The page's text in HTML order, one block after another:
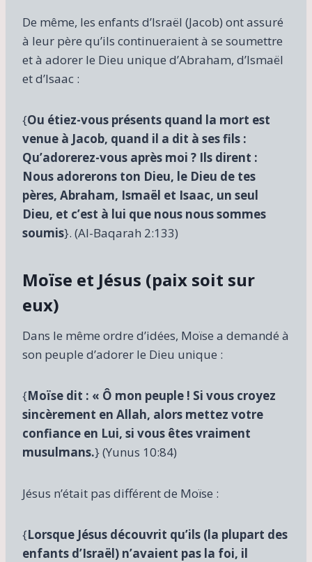
De même, les enfants d’Israël (Jacob) ont assuré
à leur père qu’ils continueraient à se soumettre
et à adorer le Dieu unique d’Abraham, d’Ismaël
et d’Isaac :
{Ou étiez-vous présents quand la mort est
venue à Jacob, quand il a dit à ses fils :
Qu’adorerez-vous après moi ? Ils dirent :
Nous adorerons ton Dieu, le Dieu de tes
pères, Abraham, Ismaël et Isaac, un seul
Dieu, et c’est à lui que nous nous sommes
soumis}. (Al-Baqarah 2:133)
Moïse et Jésus (paix soit sur
eux)
Dans le même ordre d’idées, Moïse a demandé à
son peuple d’adorer le Dieu unique :
{Moïse dit : « Ô mon peuple ! Si vous croyez
sincèrement en Allah, alors mettez votre
confiance en Lui, si vous êtes vraiment
musulmans.} (Yunus 10:84)
Jésus n’était pas différent de Moïse :
{Lorsque Jésus découvrit qu’ils (la plupart des
enfants d’Israël) n’avaient pas la foi, il